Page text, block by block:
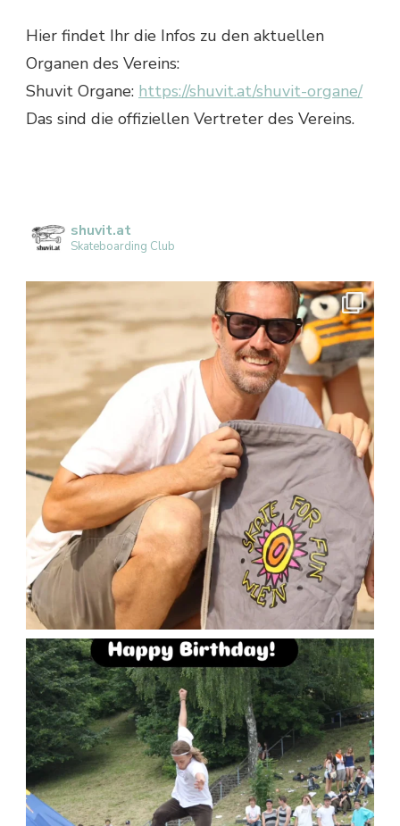
Hier findet Ihr die Infos zu den aktuellen
Organen des Vereins:
Shuvit Organe: https://shuvit.at/shuvit-organe/
Das sind die offiziellen Vertreter des Vereins.
shuvit.at
Skateboarding Club